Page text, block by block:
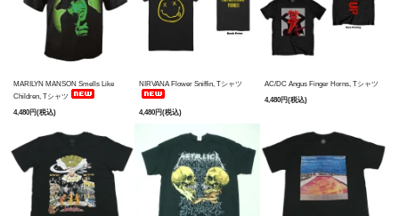
MARILYN MANSON Smells Like
Children, Tシャツ
4,480円(税込)
NIRVANA Flower Sniffin, Tシャツ
4,480円(税込)
AC/DC Angus Finger Horns, Tシャツ
4,480円(税込)